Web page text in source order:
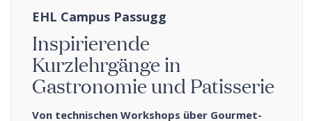
EHL Campus Passugg
Inspirierende
Kurzlehrgänge in
Gastronomie und Patisserie
Von technischen Workshops über Gourmet-